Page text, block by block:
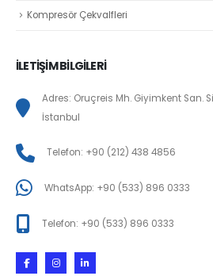
Kompresör Çekvalfleri
İLETİŞİM BİLGİLERİ
Adres: Oruçreis Mh. Giyimkent San.
İstanbul
Telefon: +90 (212) 438 4856
WhatsApp: +90 (533) 896 0333
Telefon: +90 (533) 896 0333